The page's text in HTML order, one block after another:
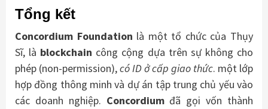
Tổng kết
Concordium Foundation là một tổ chức của Thụy
Sĩ, là blockchain công cộng dựa trên sự không cho
phép (non-permission),có ID ở cấp giao thức. một lớp
hợp đồng thông minh và dự án tập trung chủ yếu vào
các doanh nghiệp. Concordiumđã gọi vốn thành